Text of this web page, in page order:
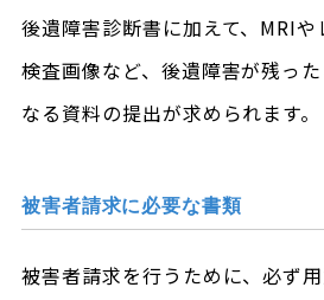
後遺障害診断書に加えて、MRI
検査画像など、後遺障害が残っ
なる資料の提出が求められます。
被害者請求に必要な書類
被害者請求を行うために、必ず